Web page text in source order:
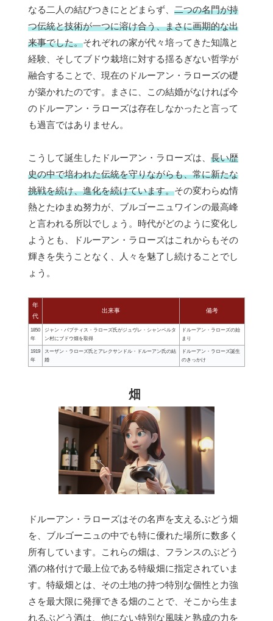
なる二人の結びつきにとどまらず、 二つの名門が持
つ伝統と技術が一つに溶け合う、まさに画期的な出
来事でした。それぞれの家が代々培ってきた知識と
経験、そしてブドウ栽培に対する揺るぎない哲学が
融合することで、現在のドルーアン・ラローズの礎
が築かれたのです。まさに、この結婚がなければ今
のドルーアン・ラローズは存在しなかったと言って
も過言ではありません。
こうして誕生したドルーアン・ラローズは、 長い歴
史の中で培われた伝統を守りながらも、常に新たな
挑戦を続け、進化を続けています。その変わらぬ情
熱とたゆまぬ努力が、ブルゴーニュワインの最高峰
と言われる所以でしょう。時代がどのように変化し
ようとも、ドルーアン・ラローズはこれからもその
輝きを失うことなく、人々を魅了し続けることでし
ょう。
年
代
出来事 備考
1850
年
ジャン・バプティス・ラローズ氏がジュヴレ・シャンベルタ
ン村にブドウ畑を取得
ドルーアン・ラローズの始
まり
1919
年
スーザン・ラローズ氏とアレクサンドル・ドルーアン氏の結
婚
ドルーアン・ラローズ誕生
のきっかけ
畑
ドルーアン・ラローズはその名声を支えるぶどう畑
を、ブルゴーニュの中でも特に優れた場所に数多く
所有しています。これらの畑は、フランスのぶどう
酒の格付けで最上位である特級畑に指定されていま
す。特級畑とは、その土地の持つ特別な個性と力強
さを最大限に発揮できる畑のことで、そこから生ま
れるぶどう酒は、他にない特別な風味と熟成の力を